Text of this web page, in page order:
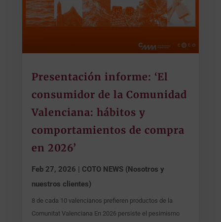
Presentación informe: ‘El
consumidor de la Comunidad
Valenciana: hábitos y
comportamientos de compra
en 2026’
Feb 27, 2026 | COTO NEWS (Nosotros y
nuestros clientes)
8 de cada 10 valencianos prefieren productos de la
Comunitat Valenciana En 2026 persiste el pesimismo